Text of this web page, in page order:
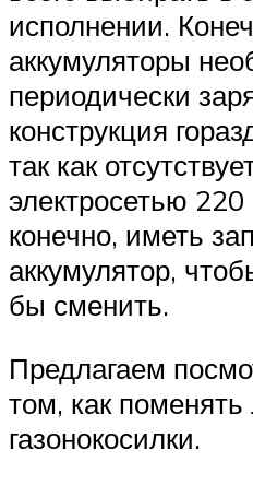
исполнении.
аккумуляторы
периодически
конструкция
так как
электросетью
конечно, иметь
аккумулятор,
бы сменить.
Предлагаем
том, как поменять
газонокосилки.